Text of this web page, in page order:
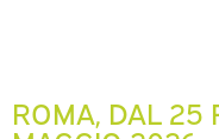
ROMA, DAL 25